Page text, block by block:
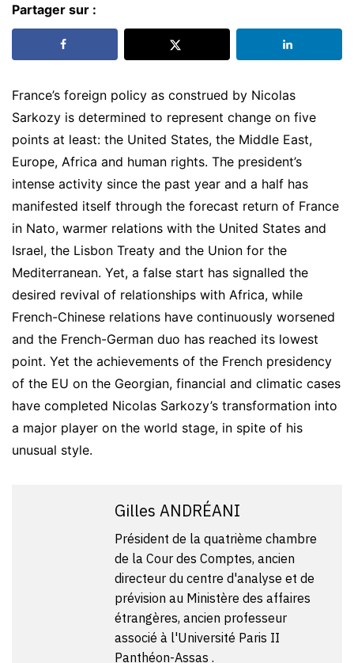
Partager sur :
France’s foreign policy as construed by Nicolas
Sarkozy is determined to represent change on five
points at least: the United States, the Middle East,
Europe, Africa and human rights. The president’s
intense activity since the past year and a half has
manifested itself through the forecast return of France
in Nato, warmer relations with the United States and
Israel, the Lisbon Treaty and the Union for the
Mediterranean. Yet, a false start has signalled the
desired revival of relationships with Africa, while
French-Chinese relations have continuously worsened
and the French-German duo has reached its lowest
point. Yet the achievements of the French presidency
of the EU on the Georgian, financial and climatic cases
have completed Nicolas Sarkozy’s transformation into
a major player on the world stage, in spite of his
unusual style.
Gilles ANDRÉANI
Président de la quatrième chambre
de la Cour des Comptes, ancien
directeur du centre d'analyse et de
prévision au Ministère des affaires
étrangères, ancien professeur
associé à l'Université Paris II
Panthéon-Assas .